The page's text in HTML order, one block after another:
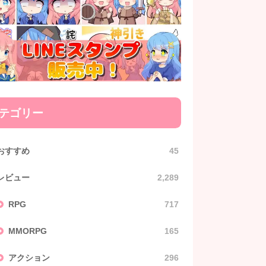
ゴリー
すすめ 45
ビュー 2,289
RPG 717
MMORPG 165
アクション 296